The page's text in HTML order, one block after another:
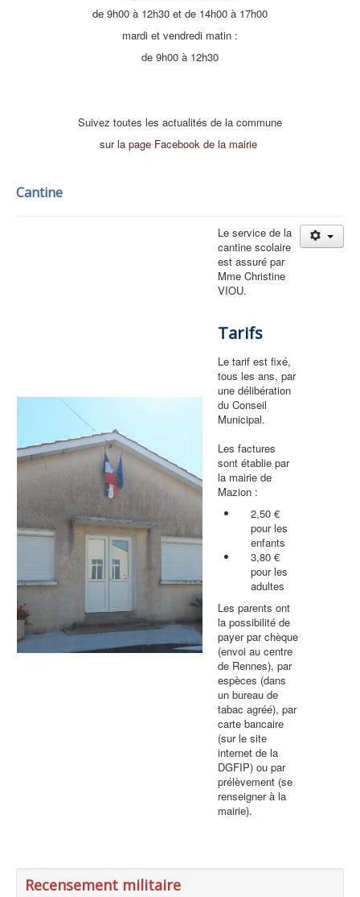
de 9h00 à 12h30 et de 14h00 à 17h00
mardi et vendredi matin :
de 9h00 à 12h30
Suivez toutes les actualités de la commune
surla page Facebook de la mairie
Cantine
Le service de la
cantine scolaire
est assuré par
Mme Christine
VIOU.
Tarifs
Le tarif est fixé,
tous les ans, par
une délibération
du Conseil
Municipal.
Les factures
sont établie par
la mairie de
Mazion :
2,50 €
pour les
enfants
3,80 €
pour les
adultes
Les parents ont
la possibilité de
payer par chèque
(envoi au centre
de Rennes), par
espèces (dans
un bureau de
tabac agréé), par
carte bancaire
(sur le site
internet de la
DGFIP) ou par
prélèvement (se
renseigner à la
mairie).
Recensement militaire